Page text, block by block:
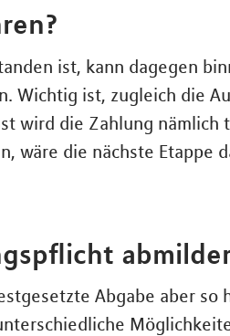
ist, kann dagegen
Wichtig ist, zugleich die
wird die Zahlung nämlich
wäre die nächste Etappe
Abgabe aber so